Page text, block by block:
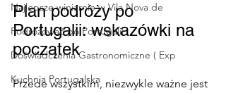
Najlepsze winiarnie w Vila Nova de
Podróżować po Portugalii
Doświadczenia Gastronomiczne ( Exp
Kuchnia Portugalska
Plan podróży po
Portugalii: wskazówki na
początek
Przede wszystkim, niezwykle ważne jest